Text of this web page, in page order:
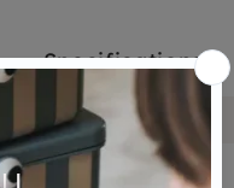
Specifications
SKU
Brand